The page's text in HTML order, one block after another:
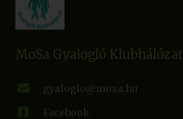
MoSa Gyalogló Klubhálózat
gyaloglo@mosa.hu
Facebook